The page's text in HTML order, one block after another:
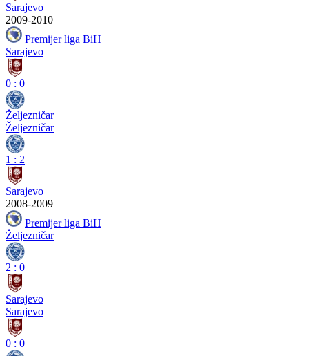
Sarajevo
2009-2010
Premijer liga BiH
Sarajevo
0 : 0
Željezničar
Željezničar
1 : 2
Sarajevo
2008-2009
Premijer liga BiH
Željezničar
2 : 0
Sarajevo
Sarajevo
0 : 0